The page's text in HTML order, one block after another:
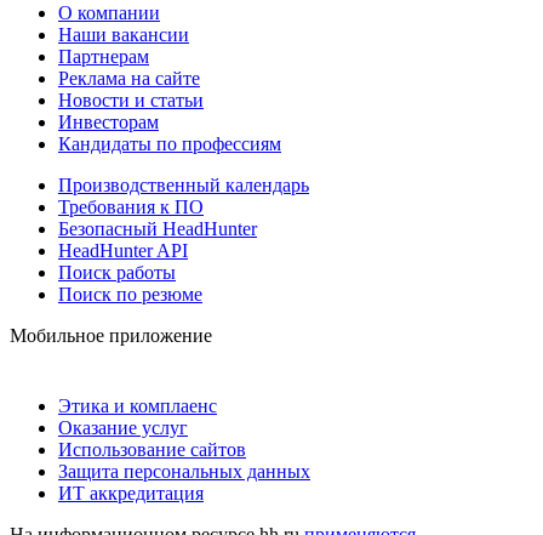
О компании
Наши вакансии
Партнерам
Реклама на сайте
Новости и статьи
Инвесторам
Кандидаты по профессиям
Производственный календарь
Требования к ПО
Безопасный HeadHunter
HeadHunter API
Поиск работы
Поиск по резюме
Мобильное приложение
Этика и комплаенс
Оказание услуг
Использование сайтов
Защита персональных данных
ИТ аккредитация